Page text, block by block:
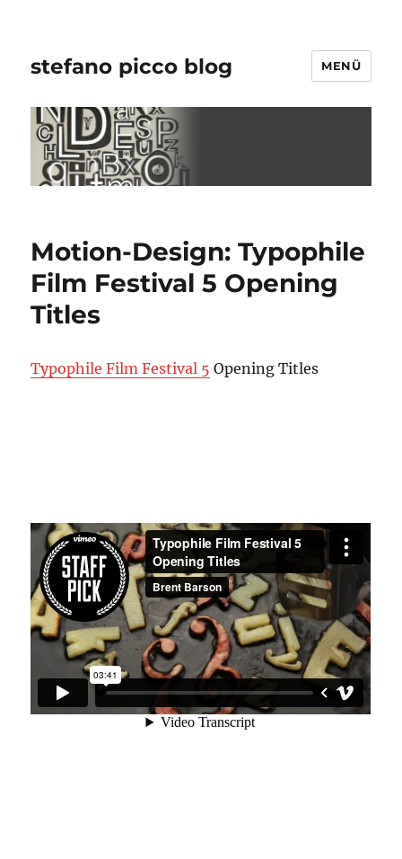
stefano picco blog MENÜ
Motion-Design: Typophile
Film Festival 5 Opening
Titles
Typophile Film Festival 5 Opening Titles